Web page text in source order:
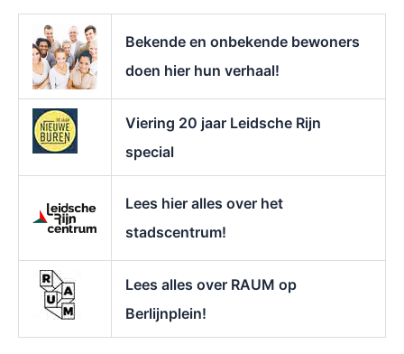
Bekende en onbekende bewoners
doen hier hun verhaal!
Viering 20 jaar Leidsche Rijn
special
Lees hier alles over het
stadscentrum!
Lees alles over RAUM op
Berlijnplein!